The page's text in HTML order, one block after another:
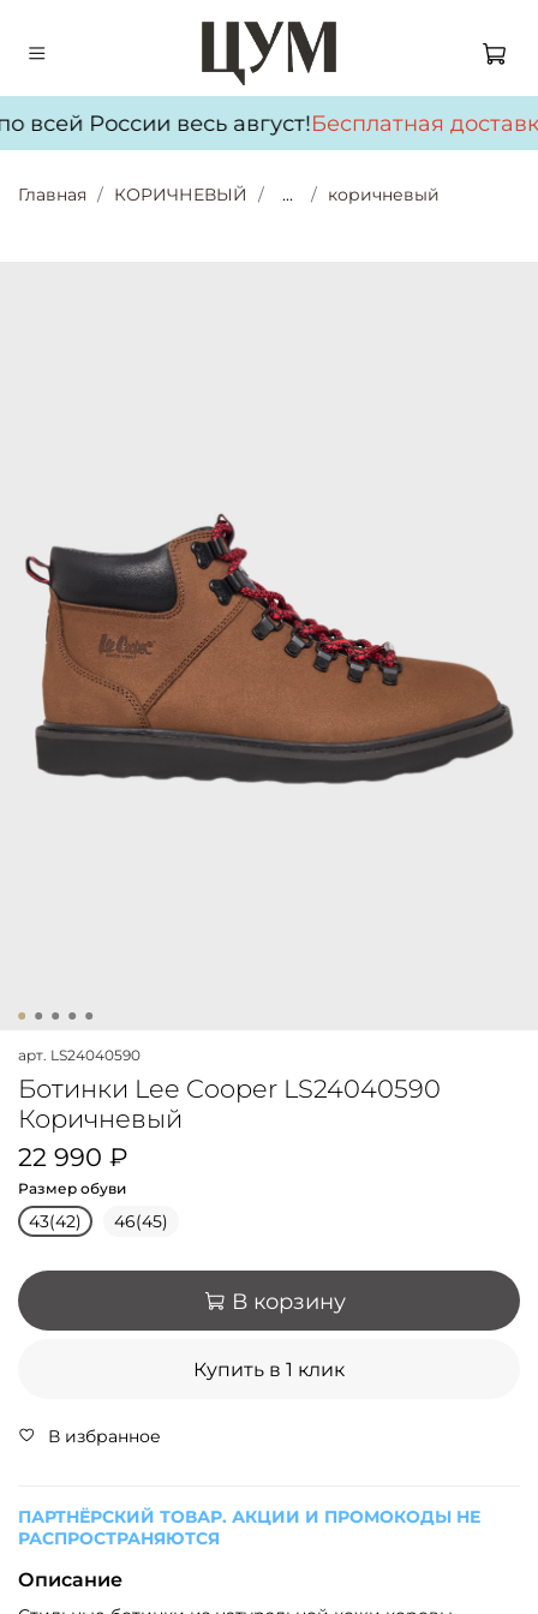
всей России весь август!Бесплатная
Главная КОРИЧНЕВЫЙ ... коричневый
арт. LS24040590
Ботинки Lee Cooper LS24040590
Коричневый
22 990 ₽
Размер обуви
43(42) 46(45)
В корзину
Купить в 1 клик
В избранное
ПАРТНЁРСКИЙ ТОВАР. АКЦИИ И ПРОМОКОДЫ НЕ
РАСПРОСТРАНЯЮТСЯ
Описание